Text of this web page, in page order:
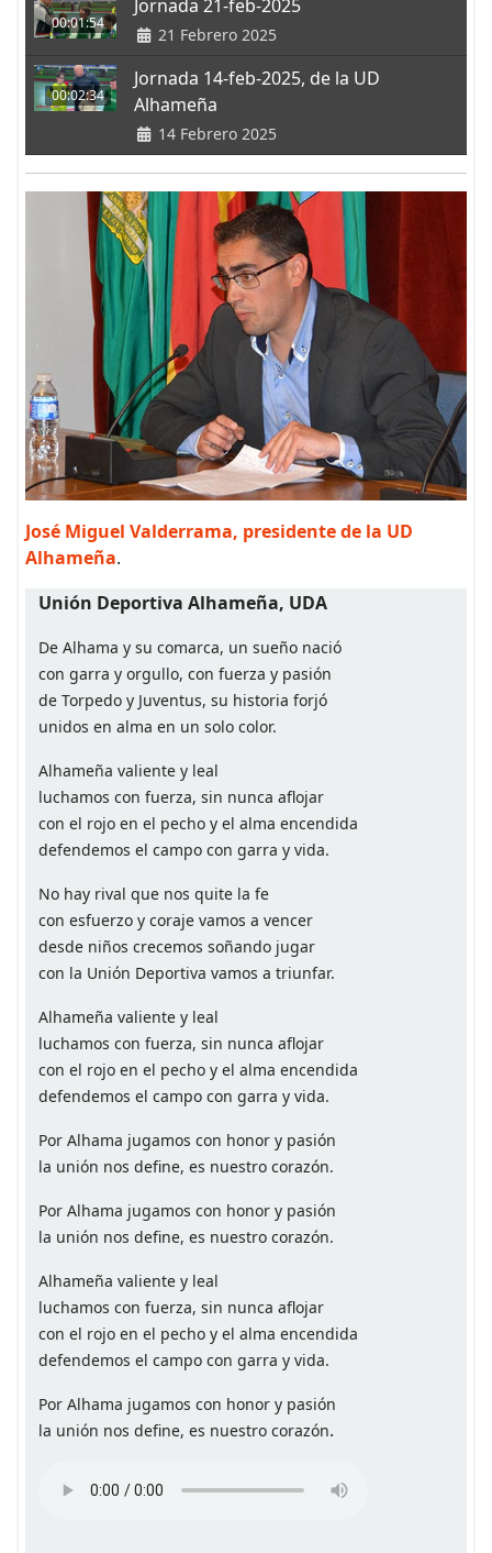
00:01:54
Jornada 21-feb-2025
21 Febrero 2025
00:02:34
Jornada 14-feb-2025, de la UD
Alhameña
14 Febrero 2025
José Miguel Valderrama, presidente de la UD
Alhameña.
Unión Deportiva Alhameña, UDA
De Alhama y su comarca, un sueño nació
con garra y orgullo, con fuerza y pasión
de Torpedo y Juventus, su historia forjó
unidos en alma en un solo color.
Alhameña valiente y leal
luchamos con fuerza, sin nunca aflojar
con el rojo en el pecho y el alma encendida
defendemos el campo con garra y vida.
No hay rival que nos quite la fe
con esfuerzo y coraje vamos a vencer
desde niños crecemos soñando jugar
con la Unión Deportiva vamos a triunfar.
Alhameña valiente y leal
luchamos con fuerza, sin nunca aflojar
con el rojo en el pecho y el alma encendida
defendemos el campo con garra y vida.
Por Alhama jugamos con honor y pasión
la unión nos define, es nuestro corazón.
Por Alhama jugamos con honor y pasión
la unión nos define, es nuestro corazón.
Alhameña valiente y leal
luchamos con fuerza, sin nunca aflojar
con el rojo en el pecho y el alma encendida
defendemos el campo con garra y vida.
Por Alhama jugamos con honor y pasión
la unión nos define, es nuestro corazón.